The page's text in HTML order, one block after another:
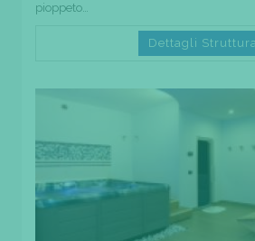
pioppeto…
Dettagli Struttura